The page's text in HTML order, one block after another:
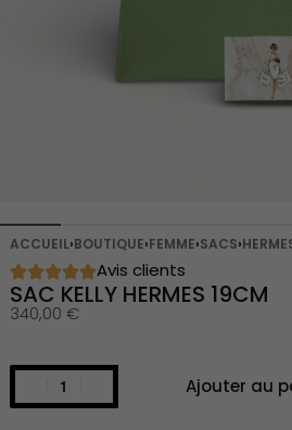
ACCUEIL›BOUTIQUE›FEMME›SACS›
Avis clients
SAC KELLY HERMES 19CM
340,00 €
Ajouter au